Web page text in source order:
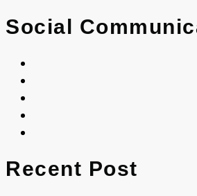
Social
Recent Post